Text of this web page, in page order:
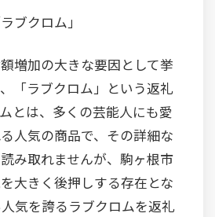
ブクロム」
増加の大きな要因として挙
「ラブクロム」という返礼
とは、多くの芸能人にも愛
人気の商品で、その詳細な
み取れませんが、駒ヶ根市
大きく後押しする存在とな
気を誇るラブクロムを返礼